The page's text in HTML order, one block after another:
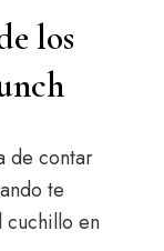
los
de contar
te
cuchillo en